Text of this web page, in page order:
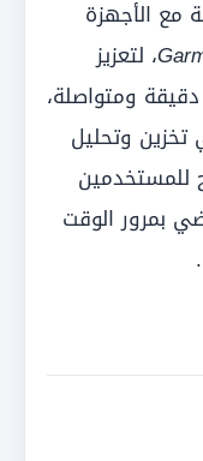
مع الأجهزة
، لتعزيز
ومتواصلة،
وتحليل
للمستخدمين
بمرور الوقت